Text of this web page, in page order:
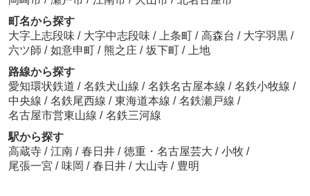
町名から探す
大字上志段味 / 大字中志段味 / 上条町 / 高森台 / 大字羽黒 /
六ツ師 / 如意申町 / 熊之庄 / 坂下町 /
上地
路線から探す
愛知環状鉄道 / 名鉄犬山線 / 名鉄名古屋本線 / 名鉄小牧線 /
中央線 / 名鉄尾西線 / 東海道本線 / 名鉄瀬戸線 /
名古屋市営東山線 / 名鉄三河線
駅から探す
高蔵寺 / 江南 / 春日井 / 徳重・名古屋芸大 / 小牧 /
尾張一宮 / 味岡 / 春日井 / 大山寺 / 豊明